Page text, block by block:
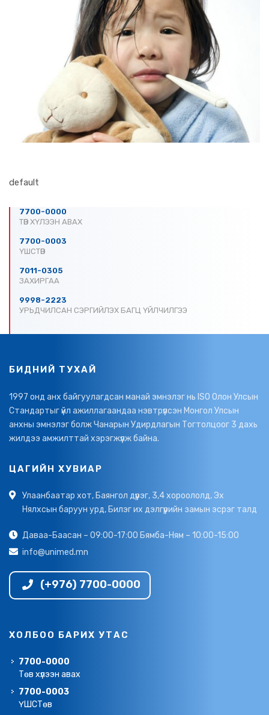
default
7700-0000
ТӨВ ХҮЛЭЭН АВАХ
7700-0003
ҮШСТӨВ
7011-0305
ЗАХИРГАА
9998-2223
УРЬДЧИЛСАН СЭРГИЙЛЭХ БАГЦ ҮЙЛЧИЛГЭЭ
БИДНИЙ ТУХАЙ
1997 онд анх байгуулагдсан манай эмнэлэг нь ISO Олон Улсын
Стандартыг үйл ажиллагаандаа нэвтрүүлсэн Монгол Улсын
анхны эмнэлэг болж Чанарын Удирдлагын Тогтолцоог 3 дахь
жилдээ амжилттай хэрэгжүүлж байна.
ЦАГИЙН ХУВИАР
Улаанбаатар хот, Баянгол дүүрэг, 3,4 хороололд, Эх
Нялхсын баруун урд, Билэг их дэлгүүрийн замын эсрэг талд
Даваа-Баасан – 09:00-17:00 Бямба-Ням – 10:00-15:00
info@unimed.mn
(+976) 7700-0000
ХОЛБОО БАРИХ УТАС
7700-0000
Төв хүлээн авах
7700-0003
ҮШСТөв